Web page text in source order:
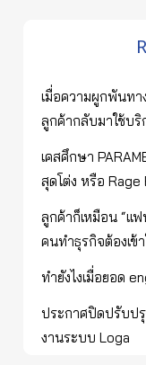
เมื่อความผูกพันท
ลูกค้ากลับมาใช้บริ
เคสศึกษา
สุดโต่ง หรือ Rage
ลูกค้าก็เหมือน “แ
คนทำธุรกิจต้องเข้า
ทำยังไงเมื่อยอด
ประกาศปิดปรับป
งานระบบ Loga